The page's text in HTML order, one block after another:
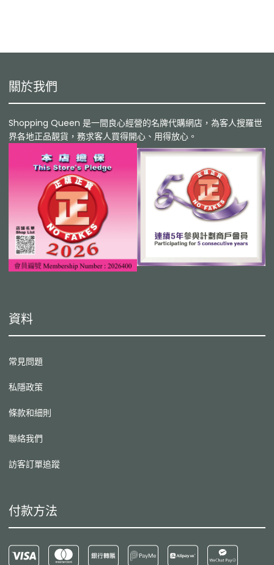
關於我們
Shopping Queen 是一間良心經營的名牌代購網店，為客人搜羅世
界各地正品靚貨，務求客人買得開心、用得放心。
資料
常見問題
私隱政策
條款和細則
聯絡我們
訪客訂單追蹤
付款方法